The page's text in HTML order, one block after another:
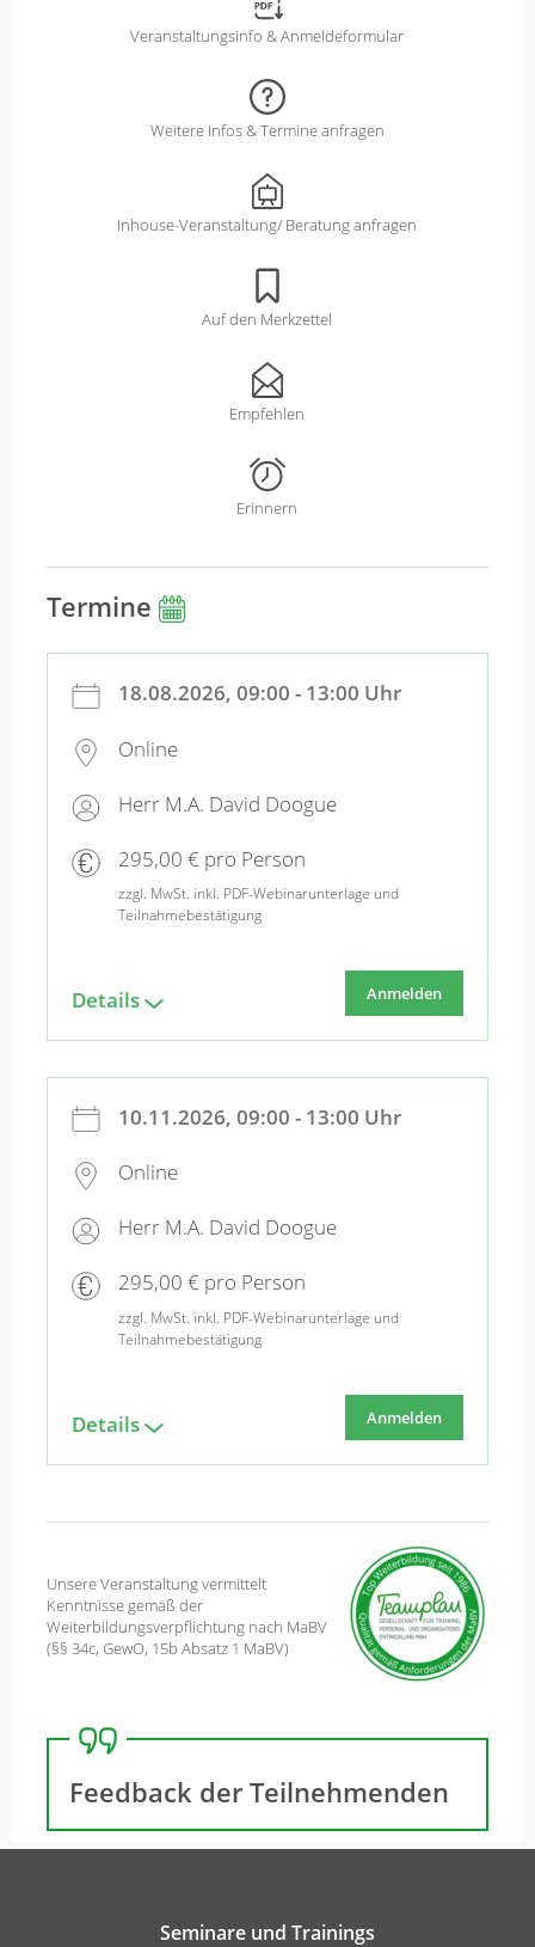
Veranstaltungsinfo & Anmeldeformular
Weitere Infos & Termine anfragen
Inhouse-Veranstaltung/ Beratung anfragen
Auf den Merkzettel
Empfehlen
Erinnern
Termine
18.08.2026, 09:00 - 13:00 Uhr
Online
Herr M.A. David Doogue
295,00 € pro Person
zzgl. MwSt. inkl. PDF-Webinarunterlage und
Teilnahmebestätigung
Details Anmelden
10.11.2026, 09:00 - 13:00 Uhr
Online
Herr M.A. David Doogue
295,00 € pro Person
zzgl. MwSt. inkl. PDF-Webinarunterlage und
Teilnahmebestätigung
Details Anmelden
Unsere Veranstaltung vermittelt
Kenntnisse gemäß der
Weiterbildungsverpflichtung nach MaBV
(§§ 34c, GewO, 15b Absatz 1 MaBV)
Feedback der Teilnehmenden
Seminare und Trainings